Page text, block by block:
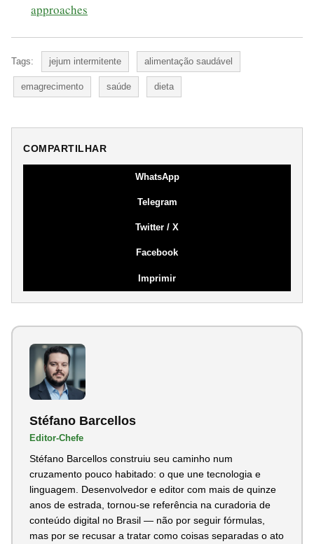
approaches
Tags: jejum intermitente alimentação saudável
emagrecimento saúde dieta
COMPARTILHAR
WhatsApp
Telegram
Twitter / X
Facebook
Imprimir
Stéfano Barcellos
Editor-Chefe
Stéfano Barcellos construiu seu caminho num
cruzamento pouco habitado: o que une tecnologia e
linguagem. Desenvolvedor e editor com mais de quinze
anos de estrada, tornou-se referência na curadoria de
conteúdo digital no Brasil — não por seguir fórmulas,
mas por se recusar a tratar como coisas separadas o ato